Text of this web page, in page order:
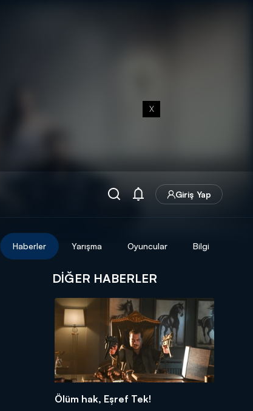
X
Giriş Yap
Haberler Yarışma Oyuncular Bilgi
DIĞER HABERLER
Ölüm hak, Eşref Tek!